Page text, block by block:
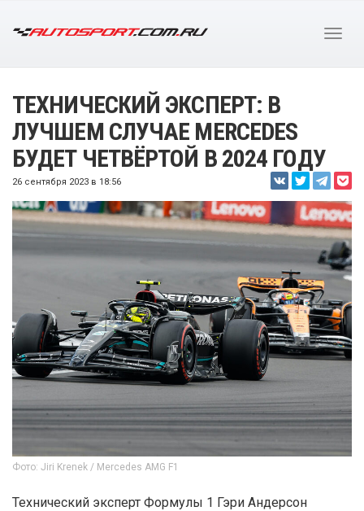
ТЕХНИЧЕСКИЙ ЭКСПЕРТ: В
ЛУЧШЕМ СЛУЧАЕ MERCEDES
БУДЕТ ЧЕТВЁРТОЙ В 2024 ГОДУ
26 сентября 2023 в 18:56
Фото: Jiri Krenek / Mercedes AMG F1
Технический эксперт Формулы 1 Гэри Андерсон